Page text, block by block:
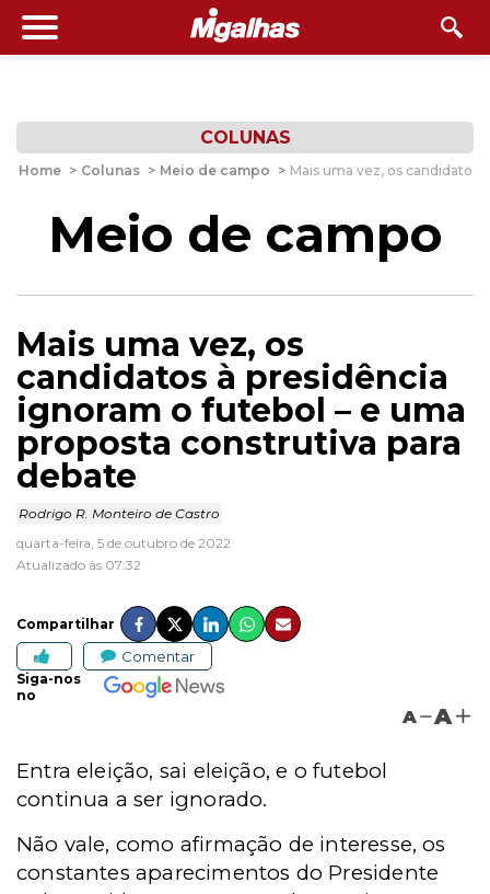
COLUNAS
Home > Colunas > Meio de campo > Mais uma vez, os candidatos
Meio de campo
Mais uma vez, os
candidatos à presidência
ignoram o futebol – e uma
proposta construtiva para
debate
Rodrigo R. Monteiro de Castro
quarta-feira, 5 de outubro de 2022
Atualizado às 07:32
Compartilhar
Comentar
Siga-nos
no
A A
Entra eleição, sai eleição, e o futebol
continua a ser ignorado.
Não vale, como afirmação de interesse, os
constantes aparecimentos do Presidente